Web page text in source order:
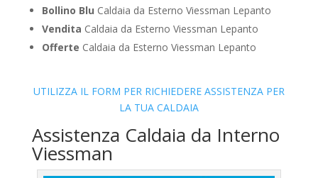
Bollino Blu Caldaia da Esterno Viessman Lepanto
Vendita Caldaia da Esterno Viessman Lepanto
Offerte Caldaia da Esterno Viessman Lepanto
UTILIZZA IL FORM PER RICHIEDERE ASSISTENZA PER
LA TUA CALDAIA
Assistenza Caldaia da Interno
Viessman